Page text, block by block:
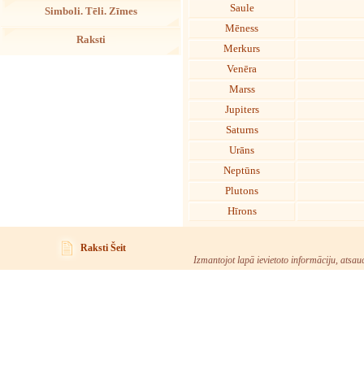
Simboli. Tēli. Zīmes
Raksti
Saule
Mēness
Merkurs
Venēra
Marss
Jupiters
Saturns
Urāns
Neptūns
Plutons
Hīrons
Raksti Šeit
Izmantojot lapā ievietoto informāciju,